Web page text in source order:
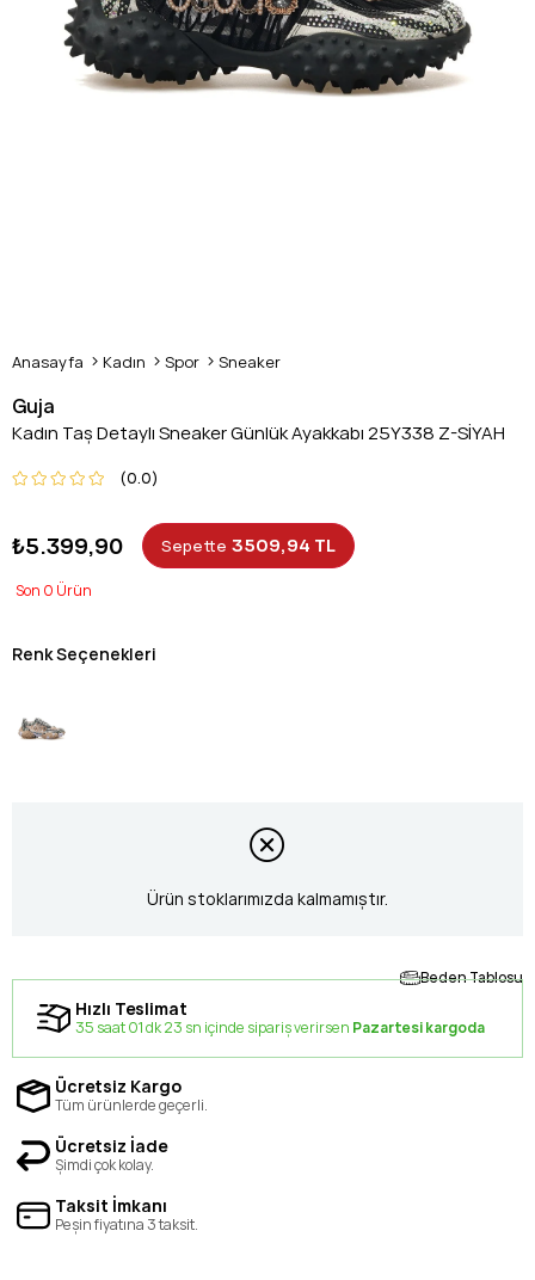
Anasayfa Kadın Spor Sneaker
Guja
Kadın Taş Detaylı Sneaker Günlük Ayakkabı 25Y338 Z-SİYAH
0.0
₺5.399,90 Sepette 3509,94 TL
0
Renk Seçenekleri
Ürün stoklarımızda kalmamıştır.
Beden Tablosu
Hızlı Teslimat
35 saat 01 dk 23 sn içinde sipariş verirsen Pazartesi kargoda
Ücretsiz Kargo
Tüm ürünlerde geçerli.
Ücretsiz İade
Şimdi çok kolay.
Taksit İmkanı
Peşin fiyatına 3 taksit.